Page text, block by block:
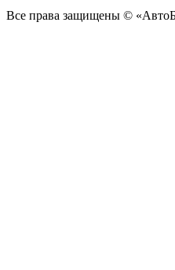
Все права защищены ©